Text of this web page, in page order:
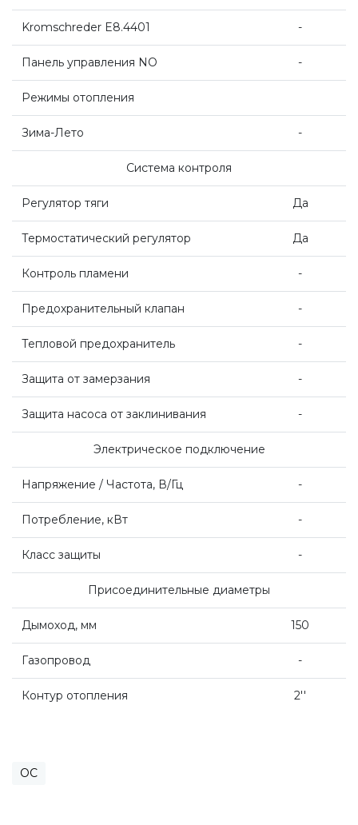
Kromschreder E8.4401 -
Панель управления NO -
Режимы отопления
Зима-Лето -
Система контроля
Регулятор тяги Да
Термостатический регулятор Да
Контроль пламени -
Предохранительный клапан -
Тепловой предохранитель -
Защита от замерзания -
Защита насоса от заклинивания -
Электрическое подключение
Напряжение / Частота, В/Гц -
Потребление, кВт -
Класс защиты -
Присоединительные диаметры
Дымоход, мм 150
Газопровод -
Контур отопления 2''
ОС